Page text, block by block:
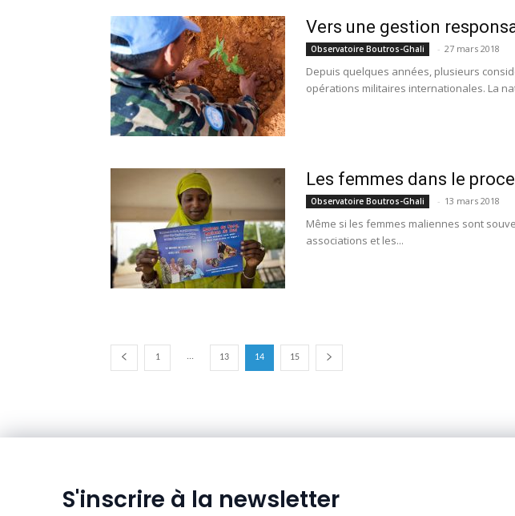
Vers une gestion
Observatoire Boutros-Ghali - 27 mars 2018
Depuis quelques années, plusieurs
opérations militaires internationales. La
Les femmes dans le
Observatoire Boutros-Ghali - 13 mars 2018
Même si les femmes maliennes sont
associations et les...
1 ... 13 14 15
S'inscrire à la newsletter